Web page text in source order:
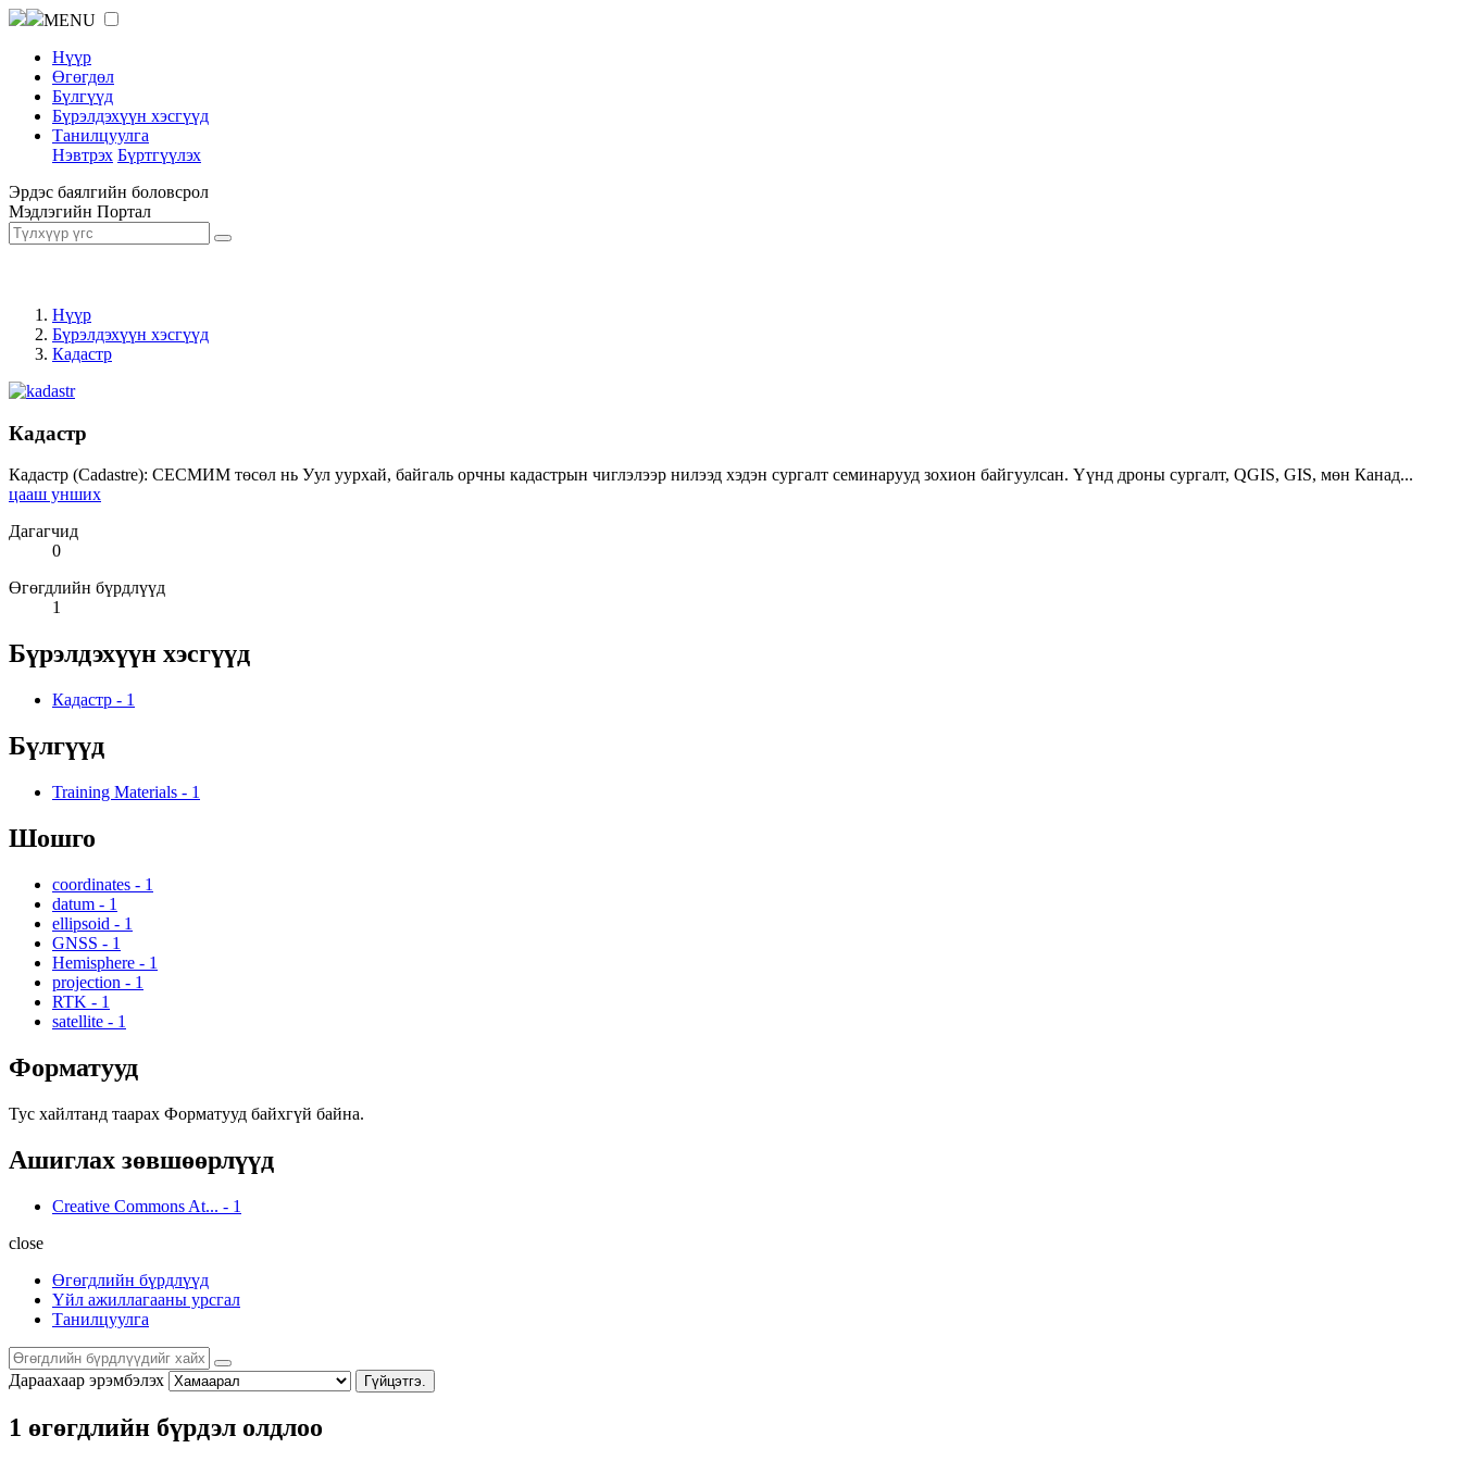
MENU
Нүүр
Өгөгдөл
Бүлгүүд
Бүрэлдэхүүн хэсгүүд
Танилцуулга
Нэвтрэх Бүртгүүлэх
Эрдэс баялгийн боловсрол
Мэдлэгийн Портал
Нүүр
Бүрэлдэхүүн хэсгүүд
Кадастр
Кадастр
Кадастр (Cadastre): СЕСМИМ төсөл нь Уул уурхай, байгаль орчны кадастрын чиглэлээр нилээд хэдэн сургалт семинарууд зохион байгуулсан. Үүнд дроны сургалт, QGIS, GIS, мөн Канад...
цааш унших
Дагагчид
0
Өгөгдлийн бүрдлүүд
1
Бүрэлдэхүүн хэсгүүд
Кадастр - 1
Бүлгүүд
Training Materials - 1
Шошго
coordinates - 1
datum - 1
ellipsoid - 1
GNSS - 1
Hemisphere - 1
projection - 1
RTK - 1
satellite - 1
Форматууд
Тус хайлтанд таарах Форматууд байхгүй байна.
Ашиглах зөвшөөрлүүд
Creative Commons At... - 1
close
Өгөгдлийн бүрдлүүд
Үйл ажиллагааны урсгал
Танилцуулга
Дараахаар эрэмбэлэх Гүйцэтгэ.
1 өгөгдлийн бүрдэл олдлоо